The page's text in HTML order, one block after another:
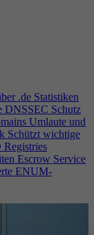
.de Statistiken
DNSSEC Schutz
Umlaute und
Schützt wichtige
Escrow Service
ENUM-